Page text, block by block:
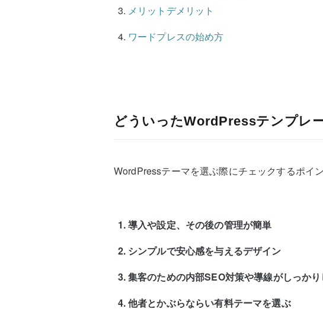
メリットデメリット
ワードプレスの始め方
どういったWordPressテンプレ
WordPressテーマを選ぶ際にチェックするポイ
導入や設定、その後の管理が簡単
シンプルで安心感を与えるデザイン
集客のための内部SEO対策や導線がしっか
他者とかぶらならい有料テーマを選ぶ